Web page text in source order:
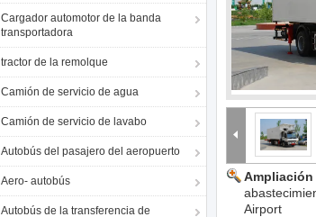
Cargador automotor de la banda
transportadora
tractor de la remolque
Camión de servicio de agua
Camión de servicio de lavabo
Autobús del pasajero del aeropuerto
Aero- autobús
Autobús de la transferencia de
Ampliación
Airport